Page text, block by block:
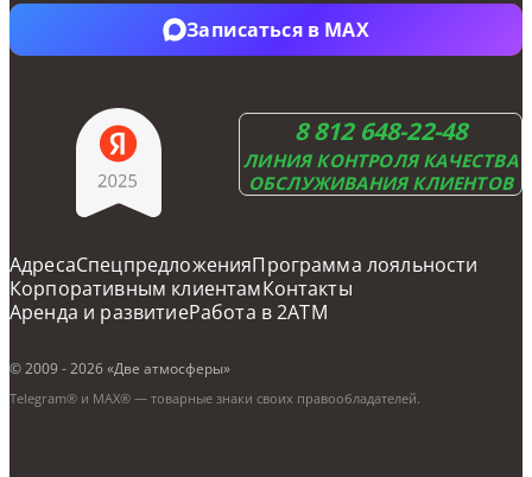
8 812 648-22-48
ЛИНИЯ КОНТРОЛЯ КАЧЕСТВА
ОБСЛУЖИВАНИЯ КЛИЕНТОВ
Записаться в Telegram
Записаться в MAX
АдресаCпецпредложенияПрограмма лояльности
Корпоративным клиентамКонтакты
Аренда и развитиеРабота в 2ATM
© 2009 - 2026 «Две атмосферы»
Telegram® и MAX® — товарные знаки своих правообладателей.